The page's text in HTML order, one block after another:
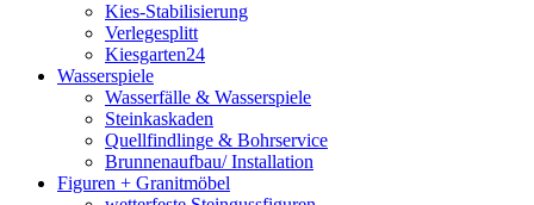
Kies-Stabilisierung
Verlegesplitt
Kiesgarten24
Wasserspiele
Wasserfälle & Wasserspiele
Steinkaskaden
Quellfindlinge & Bohrservice
Brunnenaufbau/ Installation
Figuren + Granitmöbel